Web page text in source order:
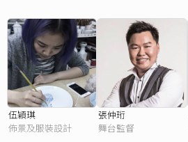
伍穎琪
佈景及服裝設計
張仲珩
舞台監督